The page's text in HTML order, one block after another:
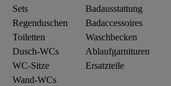
Sets
Regenduschen
Toiletten
Dusch-WCs
WC-Sitze
Wand-WCs
Badausstattung
Badaccessoires
Waschbecken
Ablaufgarnituren
Ersatzteile